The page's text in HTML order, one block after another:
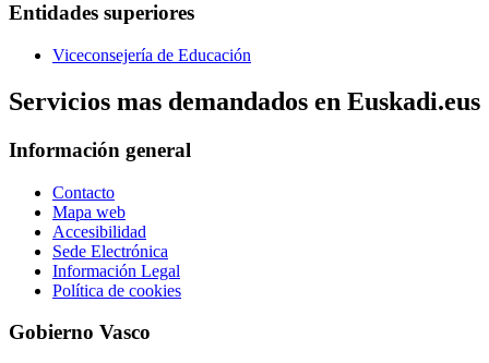
Entidades superiores
Viceconsejería de Educación
Servicios mas demandados en Euskadi.eus
Información general
Contacto
Mapa web
Accesibilidad
Sede Electrónica
Información Legal
Política de cookies
Gobierno Vasco